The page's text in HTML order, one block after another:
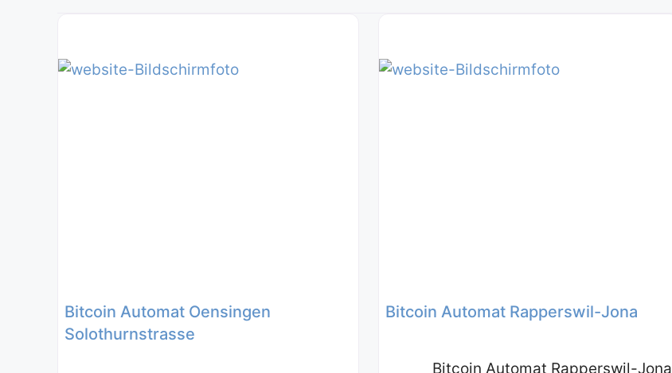
Bitcoin Automat Oensingen
Solothurnstrasse
Bitcoin Automat Rapperswil-Jona
Bitcoin Automat Rapperswil-Jona